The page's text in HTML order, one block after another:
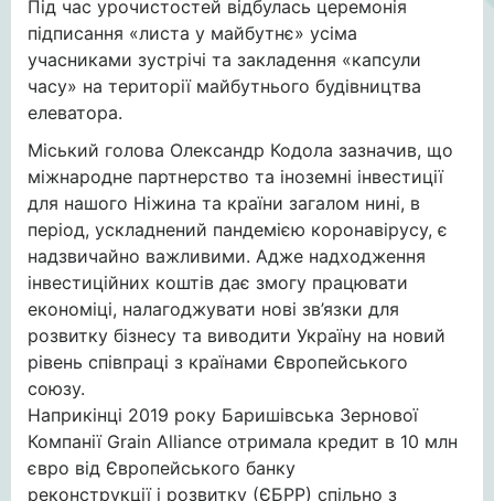
Під час урочистостей відбулась церемонія
підписання «листа у майбутнє» усіма
учасниками зустрічі та закладення «капсули
часу» на території майбутнього будівництва
елеватора.
Міський голова Олександр Кодола зазначив, що
міжнародне партнерство та іноземні інвестиції
для нашого Ніжина та країни загалом нині, в
період, ускладнений пандемією коронавірусу, є
надзвичайно важливими. Адже надходження
інвестиційних коштів дає змогу працювати
економіці, налагоджувати нові зв’язки для
розвитку бізнесу та виводити Україну на новий
рівень співпраці з країнами Європейського
союзу.
Наприкінці 2019 року Баришівська Зернової
Компанії Grain Alliance отримала кредит в 10 млн
євро від Європейського банку
реконструкції і розвитку (ЄБРР) спільно з